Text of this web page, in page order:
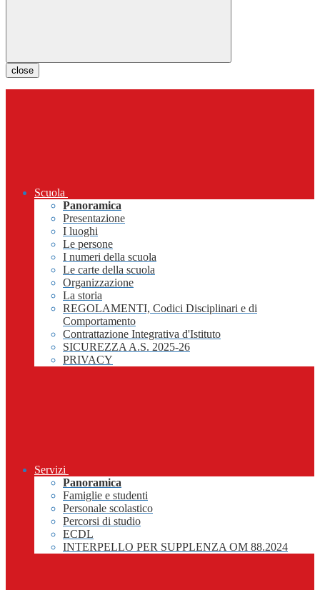
close
Scuola
Panoramica
Presentazione
I luoghi
Le persone
I numeri della scuola
Le carte della scuola
Organizzazione
La storia
REGOLAMENTI, Codici Disciplinari e di
Comportamento
Contrattazione Integrativa d'Istituto
SICUREZZA A.S. 2025-26
PRIVACY
Servizi
Panoramica
Famiglie e studenti
Personale scolastico
Percorsi di studio
ECDL
INTERPELLO PER SUPPLENZA OM 88.2024